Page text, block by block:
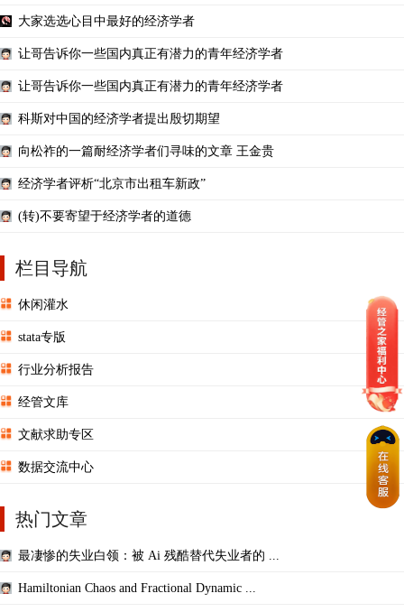
大家选选心目中最好的经济学者
让哥告诉你一些国内真正有潜力的青年经济学者
让哥告诉你一些国内真正有潜力的青年经济学者
科斯对中国的经济学者提出殷切期望
向松祚的一篇耐经济学者们寻味的文章 王金贵
经济学者评析“北京市出租车新政”
(转)不要寄望于经济学者的道德
栏目导航
休闲灌水
stata专版
行业分析报告
经管文库
文献求助专区
数据交流中心
热门文章
最凄惨的失业白领：被 Ai 残酷替代失业者的 ...
Hamiltonian Chaos and Fractional Dynamic ...